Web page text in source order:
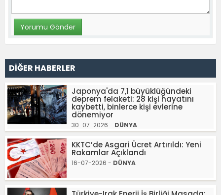
DİĞER HABERLER
Japonya'da 7,1 büyüklüğündeki
deprem felaketi: 28 kişi hayatını
kaybetti, binlerce kişi evlerine
dönemiyor
30-07-2026 - DÜNYA
KKTC’de Asgari Ücret Artırıldı: Yeni
Rakamlar Açıklandı
16-07-2026 - DÜNYA